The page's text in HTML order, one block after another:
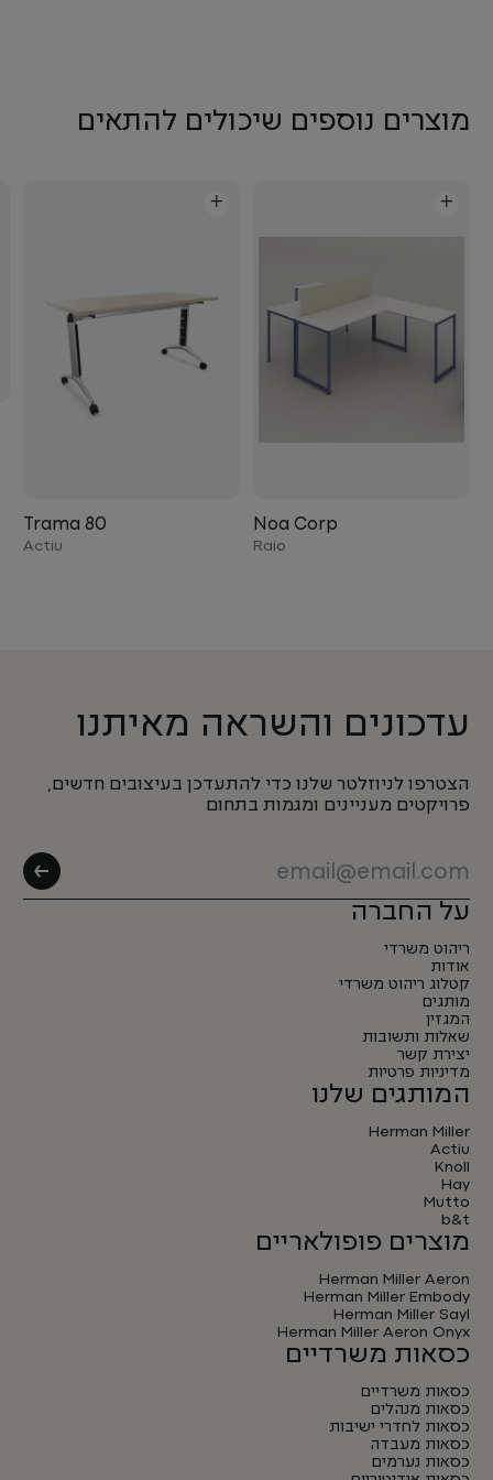
מוצרים נוספים שיכולים להתאים
+
Noa Corp
Raio
+
Trama 80
Actiu
עדכונים והשראה מאיתנו
הצטרפו לניוזלטר שלנו כדי להתעדכן בעיצובים חדשים,
פרויקטים מעניינים ומגמות בתחום
על החברה
ריהוט משרדי
אודות
קטלוג ריהוט משרדי
מותגים
המגזין
שאלות ותשובות
יצירת קשר
מדיניות פרטיות
המותגים שלנו
Herman Miller
Actiu
Knoll
Hay
Mutto
b&t
מוצרים פופולאריים
Herman Miller Aeron
Herman Miller Embody
Herman Miller Sayl
Herman Miller Aeron Onyx
כסאות משרדיים
כסאות משרדיים
כסאות מנהלים
כסאות לחדרי ישיבות
כסאות מעבדה
כסאות נערמים